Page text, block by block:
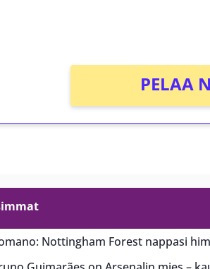
PELAA
Nottingham Forest nappasi